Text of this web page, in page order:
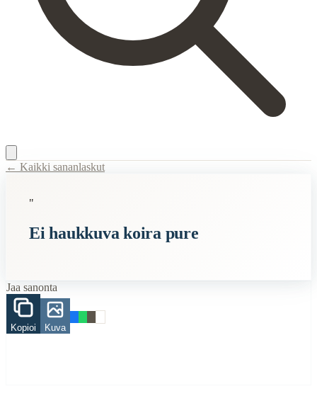
Description:Tämä vanha sanonta viittaa siihen ajatukseen, että ne,
Karjalaiset
Eläimet
Koira
← Kaikki sananlaskut
"
Ei haukkuva koira pure
Jaa sanonta
Kopioi Kuva